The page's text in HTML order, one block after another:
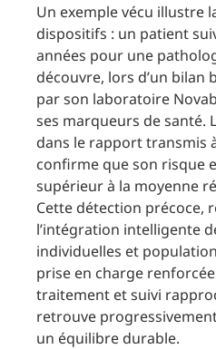
Un exemple vécu illustre
dispositifs : un patient
années pour une
découvre, lors d’un bilan
par son laboratoire
ses marqueurs de santé.
dans le rapport transmis
confirme que son risque
supérieur à la moyenne
Cette détection précoce,
l’intégration intelligente
individuelles et
prise en charge
traitement et suivi
retrouve
un équilibre durable.